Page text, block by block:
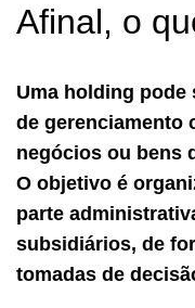
Afinal, o
Uma holding pode
de gerenciamento
negócios ou bens
O objetivo é
parte
subsidiários, de
tomadas de